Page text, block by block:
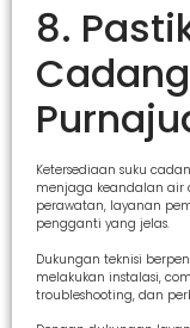
8.
Ketersediaan suku
menjaga keandalan air
perawatan, layanan
pengganti yang jelas.
Dukungan teknisi
melakukan instalasi,
troubleshooting, dan